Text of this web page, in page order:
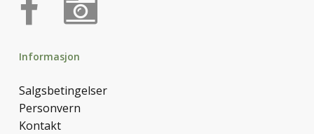
Informasjon
Salgsbetingelser
Personvern
Kontakt